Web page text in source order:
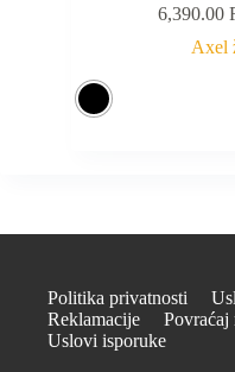
6,390.00
Axel
Politika privatnosti
Reklamacije
Povraćaj
Uslovi isporuke